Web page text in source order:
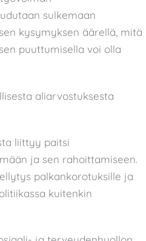
sulkemaan
kysymyksen äärellä, mitä
puuttumisella voi olla
aliarvostuksesta
liittyy paitsi
ja sen rahoittamiseen.
palkankorotuksille ja
kuitenkin